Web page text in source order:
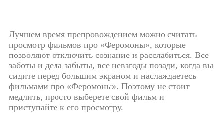
Лучшем время препровождением можно считать
просмотр фильмов про «Феромоны», которые
позволяют отключить сознание и расслабиться. Все
заботы и дела забыты, все невзгоды позади, когда вы
сидите перед большим экраном и наслаждаетесь
фильмами про «Феромоны». Поэтому не стоит
медлить, просто выберете свой фильм и
приступайте к его просмотру.